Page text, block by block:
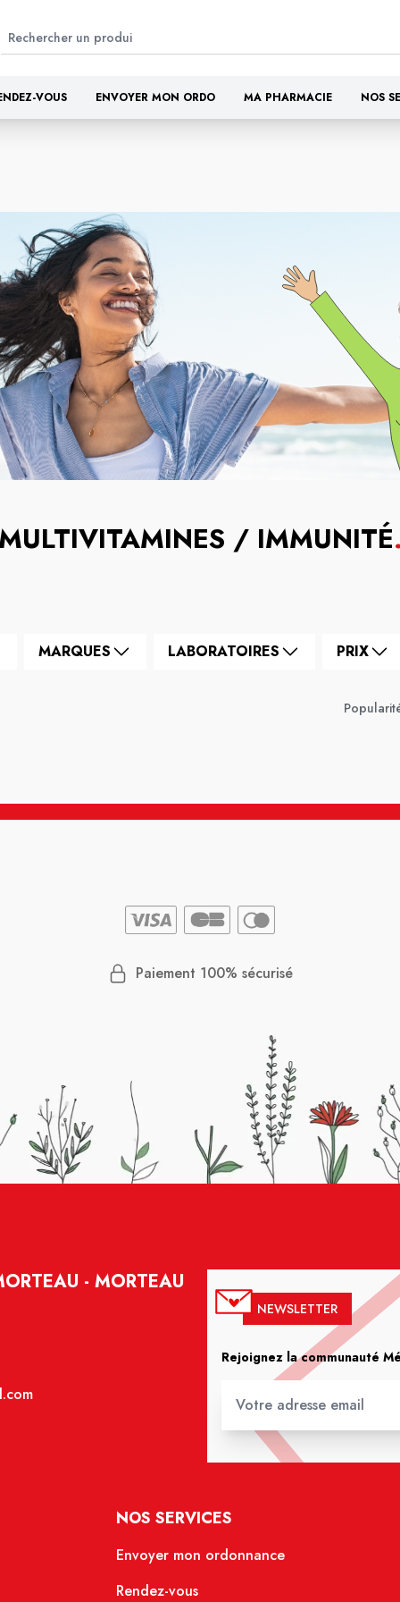
VOUS ENVOYER MON ORDO MA PHARMACIE NOS
/ IMMUNITÉ
MARQUES LABORATOIRES PRIX
Paiement 100% sécurisé
- MORTEAU
NEWSLETTER
Rejoignez la communauté
NOS SERVICES
Envoyer mon ordonnance
Rendez-vous